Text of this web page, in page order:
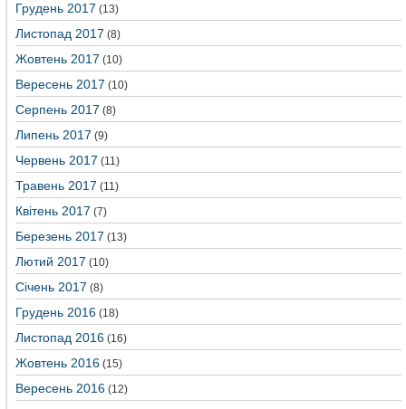
Грудень 2017 (13)
Листопад 2017 (8)
Жовтень 2017 (10)
Вересень 2017 (10)
Серпень 2017 (8)
Липень 2017 (9)
Червень 2017 (11)
Травень 2017 (11)
Квітень 2017 (7)
Березень 2017 (13)
Лютий 2017 (10)
Січень 2017 (8)
Грудень 2016 (18)
Листопад 2016 (16)
Жовтень 2016 (15)
Вересень 2016 (12)